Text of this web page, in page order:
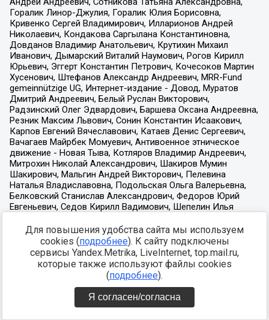
Для повышения удобства сайта мы используем
cookies (подробнее). К сайту подключены
сервисы Yandex.Metrika, LiveInternet, top.mail.ru,
которые также используют файлы cookies
(подробнее).
Я согласен/согласна